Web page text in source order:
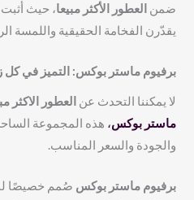
ضمن العطور الأكثر مبيعا، حيث أثبت
يقدّرن الفخامة الحقيقية واللمسة
برفيوم ماستر بوكس: التميز في كل
لا يمكننا التحدث عن العطور الاكثر
ماستر بوكس، هذه المجموعة
والجودة والسعر المناسب.
برفيوم ماستر بوكس صُمم خصيصًا